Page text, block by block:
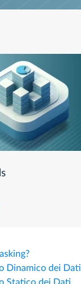
Dinamico dei Dati